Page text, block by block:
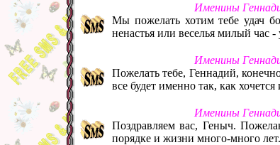
Именины
Мы пожелать хотим тебе удач
ненастья или веселья милый час
Именины
Пожелать тебе, Геннадий,
все будет именно так, как
Именины
Поздравляем вас, Геныч.
порядке и жизни много-много лет.